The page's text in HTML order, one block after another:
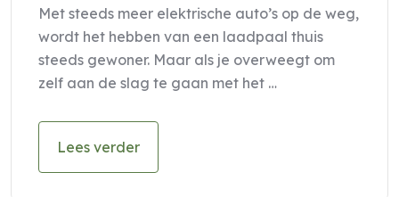
Met steeds meer elektrische auto’s op de weg,
wordt het hebben van een laadpaal thuis
steeds gewoner. Maar als je overweegt om
zelf aan de slag te gaan met het …
Lees verder